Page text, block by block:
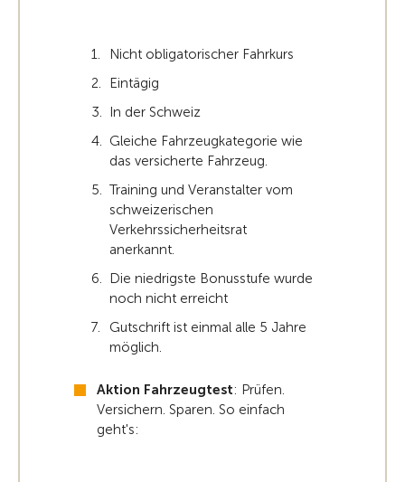
Nicht obligatorischer Fahrkurs
Eintägig
In der Schweiz
Gleiche Fahrzeugkategorie wie
das versicherte Fahrzeug.
Training und Veranstalter vom
schweizerischen
Verkehrssicherheitsrat
anerkannt.
Die niedrigste Bonusstufe wurde
noch nicht erreicht
Gutschrift ist einmal alle 5 Jahre
möglich.
Aktion Fahrzeugtest: Prüfen.
Versichern. Sparen. So einfach
geht's: